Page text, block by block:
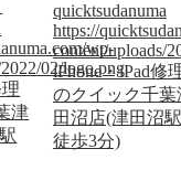
wp-
02/logo.png
津
quicktsudanuma
https://
content/uploads/
iPhone・iPad修
のクイック千葉
田沼店(津田沼駅
徒歩3分)